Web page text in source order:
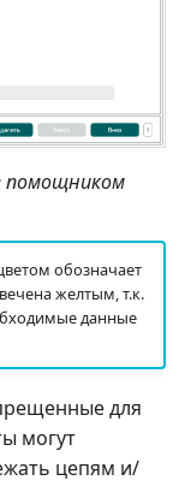
помощником
обозначает
желтым, т.к.
данные
для
могут
цепям и/